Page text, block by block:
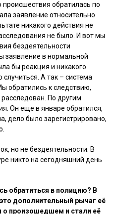
обратилась по
заявление относительно
никакого действия не
не было. И вот мы
бездеятельности
заявление в нормальной
бы реакция и никакого
А так – система
обратились к следствию,
По другим
Он еще в январе обратился,
дело было зарегистрировано,
но не бездеятельности. В
никто на сегодняшний день
обратиться в полицию? В
дополнительный рычаг её
о произошедшем и стали её